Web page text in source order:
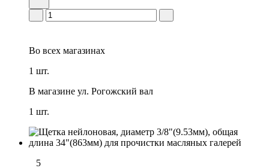
Во всех магазинах
1 шт.
В магазине ул. Рогожский вал
1 шт.
5